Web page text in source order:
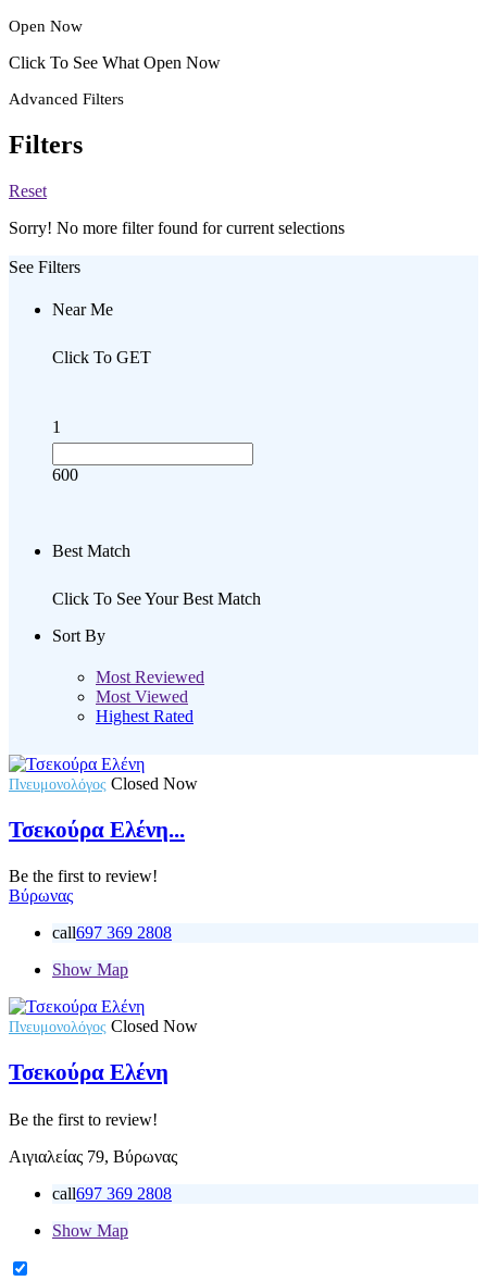
Open Now
Click To See What Open Now
Advanced Filters
Filters
Reset
Sorry! No more filter found for current selections
See Filters
Near Me
Click To GET
1
600
Best Match
Click To See Your Best Match
Sort By
Most Reviewed
Most Viewed
Highest Rated
Πνευμονολόγος Closed Now
Τσεκούρα Ελένη...
Be the first to review!
Βύρωνας
call697 369 2808
Show Map
Πνευμονολόγος Closed Now
Τσεκούρα Ελένη
Be the first to review!
Αιγιαλείας 79, Βύρωνας
call697 369 2808
Show Map